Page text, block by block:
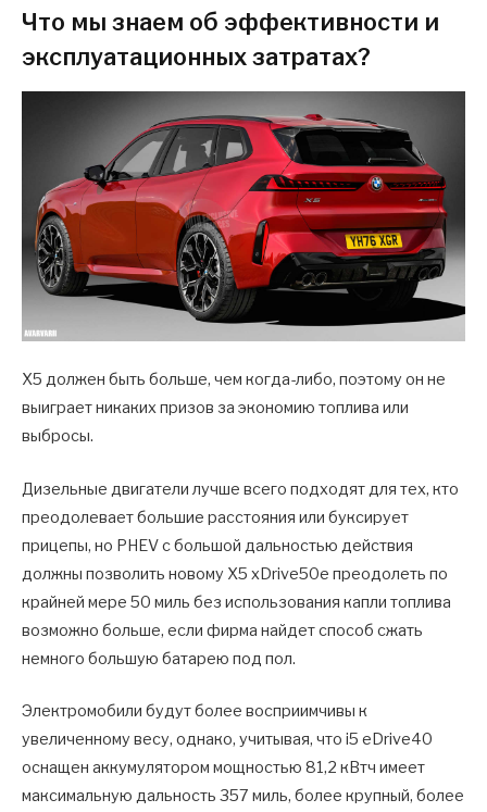
Что мы знаем об эффективности и
эксплуатационных затратах?
X5 должен быть больше, чем когда-либо, поэтому он не
выиграет никаких призов за экономию топлива или
выбросы.
Дизельные двигатели лучше всего подходят для тех, кто
преодолевает большие расстояния или буксирует
прицепы, но PHEV с большой дальностью действия
должны позволить новому X5 xDrive50e преодолеть по
крайней мере 50 миль без использования капли топлива
возможно больше, если фирма найдет способ сжать
немного большую батарею под пол.
Электромобили будут более восприимчивы к
увеличенному весу, однако, учитывая, что i5 eDrive40
оснащен аккумулятором мощностью 81,2 кВтч имеет
максимальную дальность 357 миль, более крупный, более